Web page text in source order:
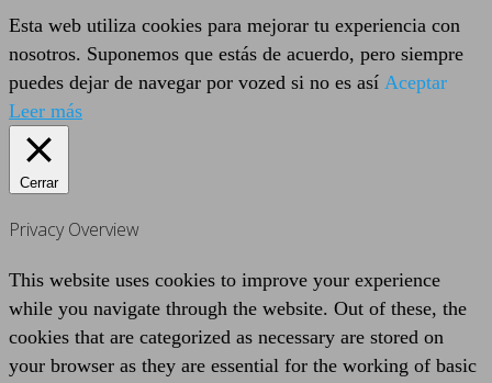
Esta web utiliza cookies para mejorar tu experiencia con
nosotros. Suponemos que estás de acuerdo, pero siempre
puedes dejar de navegar por vozed si no es así Aceptar
Leer más
Cerrar
Privacy Overview
This website uses cookies to improve your experience
while you navigate through the website. Out of these, the
cookies that are categorized as necessary are stored on
your browser as they are essential for the working of basic